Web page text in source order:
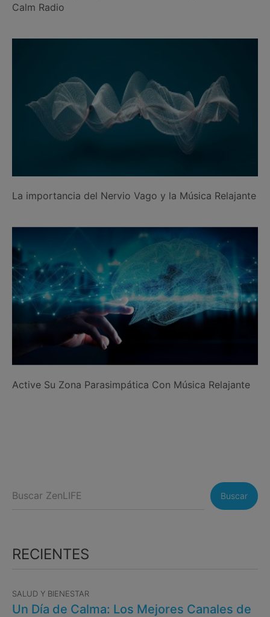
Calm Radio
La importancia del Nervio Vago y la Música Relajante
Active Su Zona Parasimpática Con Música Relajante
Buscar
RECIENTES
SALUD Y BIENESTAR
Un Día de Calma: Los Mejores Canales de